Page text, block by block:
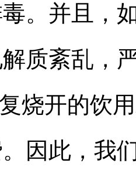
。并且，
质紊乱，
烧开的饮
因此，我